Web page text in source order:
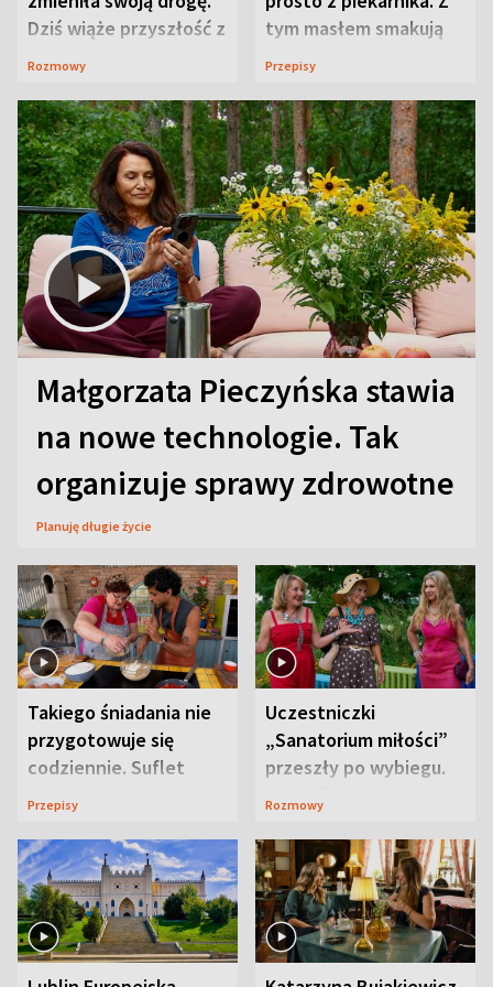
Dziś wiąże przyszłość z
neurobiologią
Rozmowy
tym masłem smakują
jeszcze lepiej
Przepisy
Małgorzata Pieczyńska stawia
na nowe technologie. Tak
organizuje sprawy zdrowotne
Planuję długie życie
Takiego śniadania nie
przygotowuje się
codziennie. Suflet
serowy zachwyca
Przepisy
Uczestniczki
„Sanatorium miłości”
przeszły po wybiegu.
Te stylizacje
Rozmowy